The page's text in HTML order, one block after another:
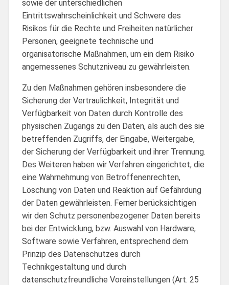
sowie der unterschiedlichen
Eintrittswahrscheinlichkeit und Schwere des
Risikos für die Rechte und Freiheiten natürlicher
Personen, geeignete technische und
organisatorische Maßnahmen, um ein dem Risiko
angemessenes Schutzniveau zu gewährleisten.
Zu den Maßnahmen gehören insbesondere die
Sicherung der Vertraulichkeit, Integrität und
Verfügbarkeit von Daten durch Kontrolle des
physischen Zugangs zu den Daten, als auch des sie
betreffenden Zugriffs, der Eingabe, Weitergabe,
der Sicherung der Verfügbarkeit und ihrer Trennung.
Des Weiteren haben wir Verfahren eingerichtet, die
eine Wahrnehmung von Betroffenenrechten,
Löschung von Daten und Reaktion auf Gefährdung
der Daten gewährleisten. Ferner berücksichtigen
wir den Schutz personenbezogener Daten bereits
bei der Entwicklung, bzw. Auswahl von Hardware,
Software sowie Verfahren, entsprechend dem
Prinzip des Datenschutzes durch
Technikgestaltung und durch
datenschutzfreundliche Voreinstellungen (Art. 25